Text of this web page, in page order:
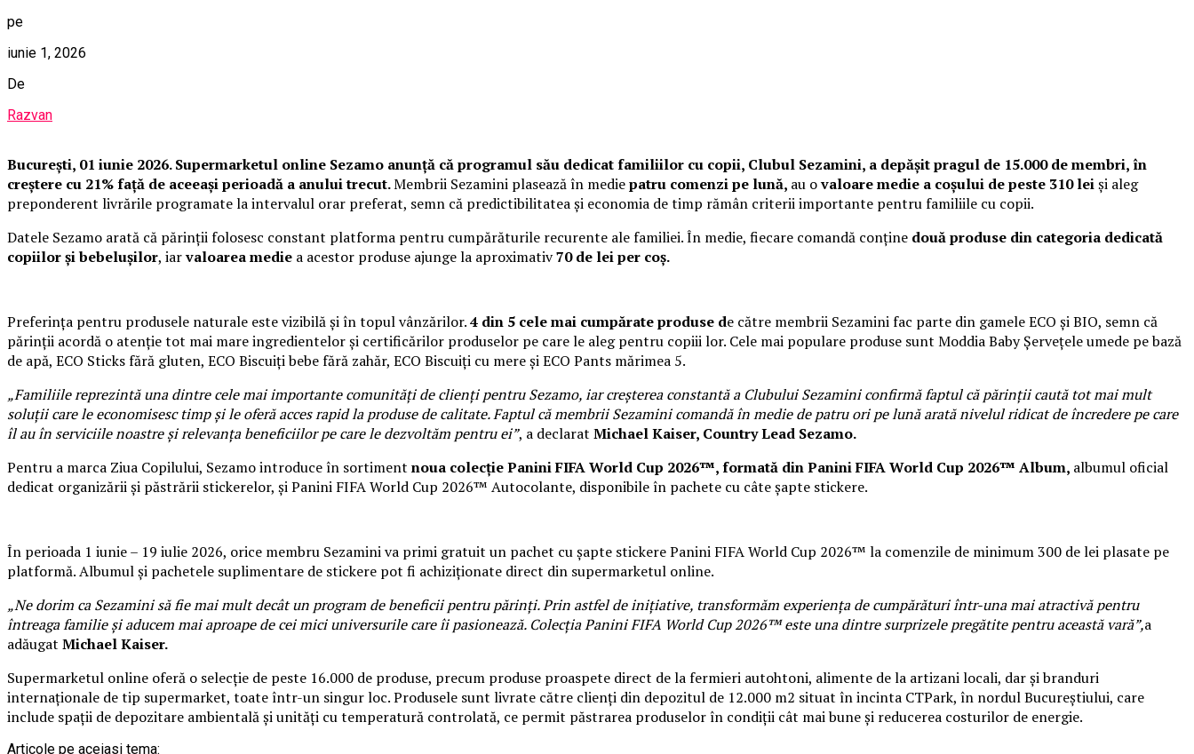
pe
iunie 1, 2026
De
Razvan
București, 01 iunie 2026. Supermarketul online Sezamo anunță că programul său dedicat familiilor cu copii, Clubul Sezamini, a depășit pragul de 15.000 de membri, în
creștere cu 21% față de aceeași perioadă a anului trecut.Membrii Sezamini plasează în mediepatru comenzi pe lună, au ovaloare medie a coșului de peste 310 leiși aleg
preponderent livrările programate la intervalul orar preferat, semn că predictibilitatea și economia de timp rămân criterii importante pentru familiile cu copii.
Datele Sezamo arată că părinții folosesc constant platforma pentru cumpărăturile recurente ale familiei. În medie, fiecare comandă conține două produse din categoria dedicată
copiilor și bebelușilor, iarvaloarea medie a acestor produse ajunge la aproximativ70 de lei per coș.
Preferința pentru produsele naturale este vizibilă și în topul vânzărilor.4 din 5 cele mai cumpărate produse de către membrii Sezamini fac parte din gamele ECO și BIO, semn că
părinții acordă o atenție tot mai mare ingredientelor și certificărilor produselor pe care le aleg pentru copiii lor. Cele mai populare produse sunt Moddia Baby Șervețele umede pe bază
de apă, ECO Sticks fără gluten, ECO Biscuiți bebe fără zahăr, ECO Biscuiți cu mere și ECO Pants mărimea 5.
„Familiile reprezintă una dintre cele mai importante comunități de clienți pentru Sezamo, iar creșterea constantă a Clubului Sezamini confirmă faptul că părinții caută tot mai mult
soluții care le economisesc timp și le oferă acces rapid la produse de calitate. Faptul că membrii Sezamini comandă în medie de patru ori pe lună arată nivelul ridicat de încredere pe care
îl au în serviciile noastre și relevanța beneficiilor pe care le dezvoltăm pentru ei”, a declarat Michael Kaiser, Country Lead Sezamo.
Pentru a marca Ziua Copilului, Sezamo introduce în sortiment noua colecție Panini FIFA World Cup 2026™, formată din Panini FIFA World Cup 2026™ Album, albumul oficial
dedicat organizării și păstrării stickerelor, și Panini FIFA World Cup 2026™ Autocolante, disponibile în pachete cu câte șapte stickere.
În perioada 1 iunie – 19 iulie 2026, orice membru Sezamini va primi gratuit un pachet cu șapte stickere Panini FIFA World Cup 2026™ la comenzile de minimum 300 de lei plasate pe
platformă. Albumul și pachetele suplimentare de stickere pot fi achiziționate direct din supermarketul online.
„Ne dorim ca Sezamini să fie mai mult decât un program de beneficii pentru părinți. Prin astfel de inițiative, transformăm experiența de cumpărături într-una mai atractivă pentru
întreaga familie și aducem mai aproape de cei mici universurile care îi pasionează. Colecția Panini FIFA World Cup 2026™ este una dintre surprizele pregătite pentru această vară”,a
adăugat Michael Kaiser.
Supermarketul online oferă o selecție de peste 16.000 de produse, precum produse proaspete direct de la fermieri autohtoni, alimente de la artizani locali, dar și branduri
internaționale de tip supermarket, toate într-un singur loc. Produsele sunt livrate către clienți din depozitul de 12.000 m2 situat în incinta CTPark, în nordul Bucureștiului, care
include spații de depozitare ambientală și unități cu temperatură controlată, ce permit păstrarea produselor în condiții cât mai bune și reducerea costurilor de energie.
Articole pe aceiasi tema: